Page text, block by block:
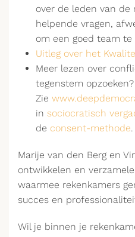
over de leden van de
helpende vragen,
om een goed team
Uitleg over het
Meer lezen over
tegenstem opzoeken?
Zie
in sociocratisch
de consent-methode.
Marije van den Berg en
ontwikkelen en
waarmee rekenkamers
succes en
Wil je binnen je